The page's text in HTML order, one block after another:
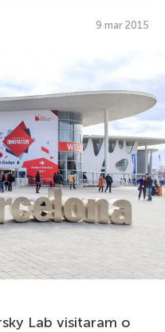
9 mar 2015
Lab visitaram o